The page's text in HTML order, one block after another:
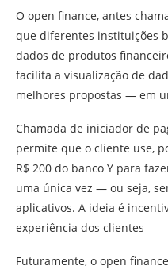
O open finance, antes
que diferentes instituições
dados de produtos
facilita a visualização de
melhores propostas — em
Chamada de iniciador de
permite que o cliente use,
R$ 200 do banco Y para
uma única vez — ou seja,
aplicativos. A ideia é
experiência dos clientes
Futuramente, o open